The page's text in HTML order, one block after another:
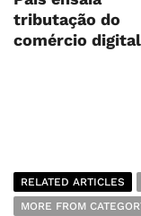
tributação do
comércio digital
RELATED ARTICLES
MORE FROM